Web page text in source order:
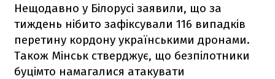
Нещодавно у Білорусі заявили, що за
тиждень нібито зафіксували 116 випадків
перетину кордону українськими дронами.
Також Мінськ стверджує, що безпілотники
буцімто намагалися атакувати